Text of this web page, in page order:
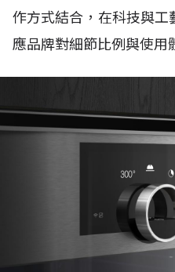
作方式結合，在科技與
應品牌對細節比例與使用